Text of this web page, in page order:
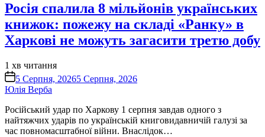
Росія спалила 8 мільйонів українських
книжок: пожежу на складі «Ранку» в
Харкові не можуть загасити третю добу
Орієнтовний
час
читання
1 хв читання
on 5 Серпня, 20265 Серпня, 2026
Юлія Верба
Російський удар по Харкову 1 серпня завдав одного з
найтяжчих ударів по українській книговидавничій галузі за
час повномасштабної війни. Внаслідок…